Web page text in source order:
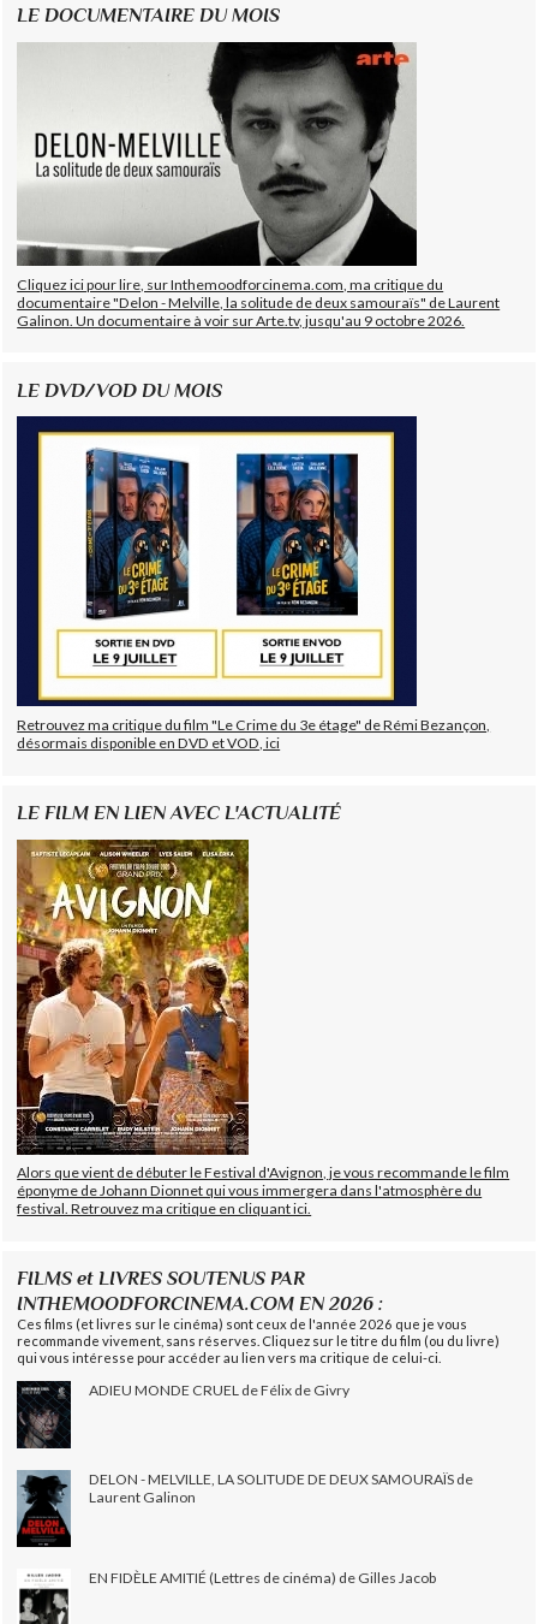
LE DOCUMENTAIRE DU MOIS
Cliquez ici pour lire, sur Inthemoodforcinema.com, ma critique du
documentaire "Delon - Melville, la solitude de deux samouraïs" de Laurent
Galinon. Un documentaire à voir sur Arte.tv, jusqu'au 9 octobre 2026.
LE DVD/VOD DU MOIS
Retrouvez ma critique du film "Le Crime du 3e étage" de Rémi Bezançon,
désormais disponible en DVD et VOD, ici
LE FILM EN LIEN AVEC L'ACTUALITÉ
Alors que vient de débuter le Festival d'Avignon, je vous recommande le film
éponyme de Johann Dionnet qui vous immergera dans l'atmosphère du
festival. Retrouvez ma critique en cliquant ici.
FILMS et LIVRES SOUTENUS PAR
INTHEMOODFORCINEMA.COM EN 2026 :
Ces films (et livres sur le cinéma) sont ceux de l'année 2026 que je vous
recommande vivement, sans réserves. Cliquez sur le titre du film (ou du livre)
qui vous intéresse pour accéder au lien vers ma critique de celui-ci.
ADIEU MONDE CRUEL de Félix de Givry
DELON - MELVILLE, LA SOLITUDE DE DEUX SAMOURAÏS de
Laurent Galinon
EN FIDÈLE AMITIÉ (Lettres de cinéma) de Gilles Jacob